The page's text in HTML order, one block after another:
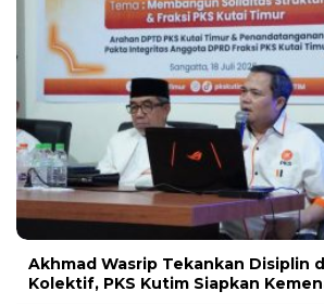
Akhmad Wasrip Tekankan Disiplin
Kolektif, PKS Kutim Siapkan